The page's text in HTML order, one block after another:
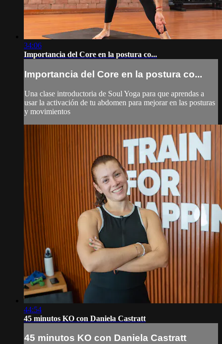
34:06
Importancia del Core en la postura co...
Importancia del Core en la postura co...
Una clase introductoria de Soul Yoga para que aprendas a
usar la activación de tu abdomen para mejorar en las posturas
y movimientos
44:54
45 minutos KO con Daniela Castratt
45 minutos KO con Daniela Castratt